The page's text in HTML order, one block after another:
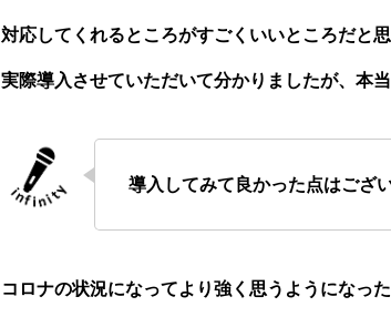
対応してくれるところがすごくいいところだと思
実際導入させていただいて分かりましたが、本
導入してみて良かった点はござ
コロナの状況になってより強く思うようになっ